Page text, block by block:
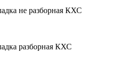
не разборная КХС
разборная КХС